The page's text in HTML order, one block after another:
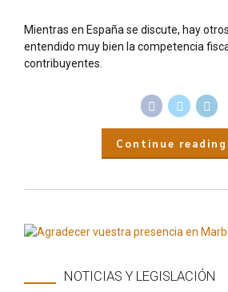
Mientras en España se discute, hay
entendido muy bien la competencia
contribuyentes.
Continue reading
NOTICIAS Y LEGISLACIÓN